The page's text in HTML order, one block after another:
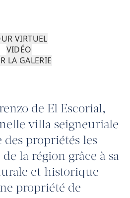
VIRTUEL
VIDÉO
LA GALERIE
de El Escorial,
villa seigneuriale
des propriétés les
la région grâce à sa
et historique
propriété de